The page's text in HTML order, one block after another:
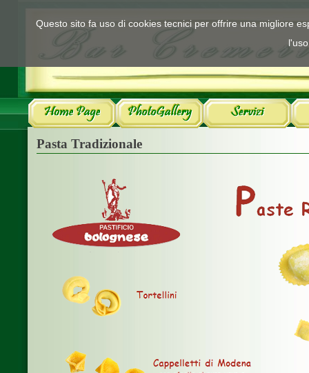
Pasta Tradizionale
Questo sito fa uso di cookies tecnici per offrire una migliore